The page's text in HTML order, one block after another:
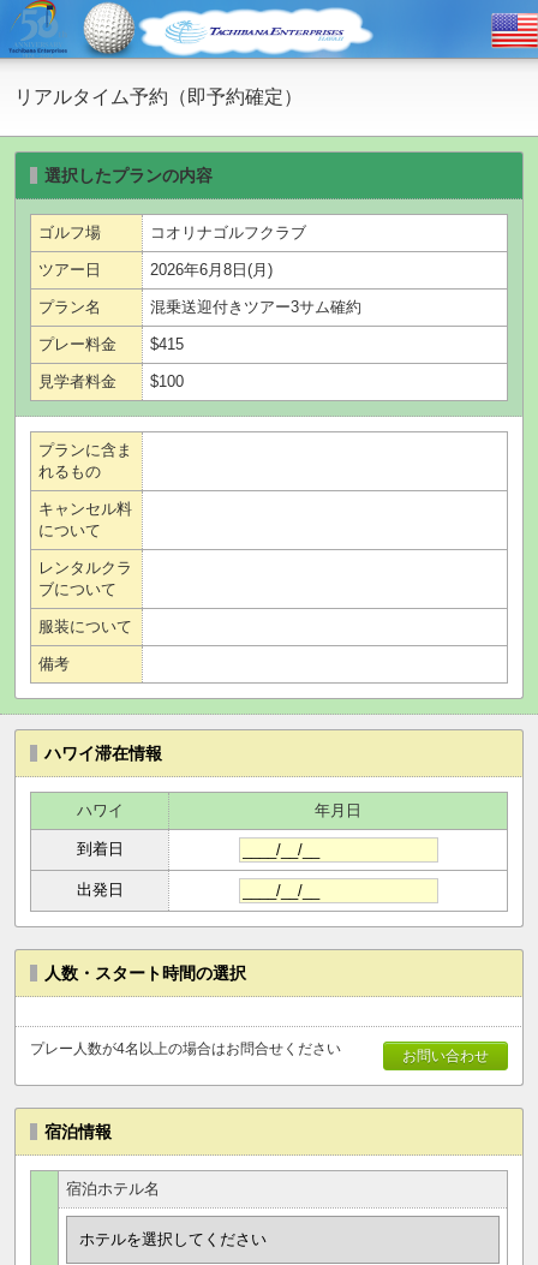
リアルタイム予約（即予約確定）
選択したプランの内容
ゴルフ場 コオリナゴルフクラブ
ツアー日 2026年6月8日(月)
プラン名 混乗送迎付きツアー3サム確約
プレー料金 $415
見学者料金 $100
プランに含ま
れるもの
キャンセル料
について
レンタルクラ
ブについて
服装について
備考
ハワイ滞在情報
ハワイ 年月日
到着日
出発日
人数・スタート時間の選択
お問い合わせ
プレー人数が4名以上の場合はお問合せください
宿泊情報
宿泊ホテル名